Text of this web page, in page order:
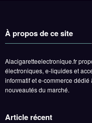
À propos de ce site
Alacigaretteelectronique.fr
électroniques, e-liquides et
informatif et e-commerce
nouveautés du marché.
Article récent